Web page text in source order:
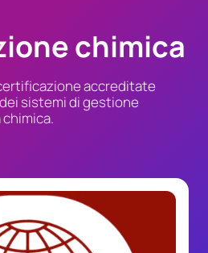
chimica
accreditate
sistemi di gestione